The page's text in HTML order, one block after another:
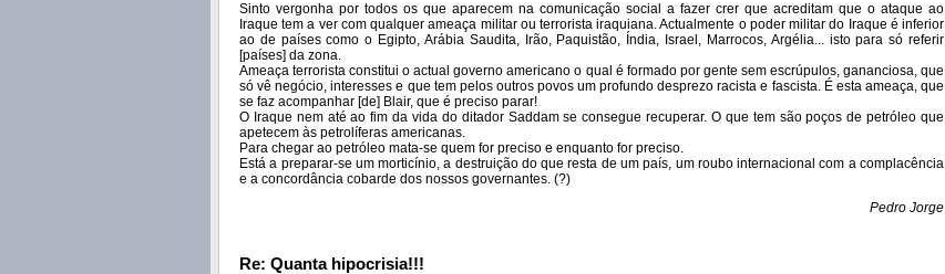
Sinto vergonha por todos os que aparecem na comunicação social a fazer crer que acreditam que o ataque ao
Iraque tem a ver com qualquer ameaça militar ou terrorista iraquiana. Actualmente o poder militar do Iraque é inferior
ao de países como o Egipto, Arábia Saudita, Irão, Paquistão, Índia, Israel, Marrocos, Argélia... isto para só referir
[países] da zona.
Ameaça terrorista constitui o actual governo americano o qual é formado por gente sem escrúpulos, gananciosa, que
só vê negócio, interesses e que tem pelos outros povos um profundo desprezo racista e fascista. É esta ameaça, que
se faz acompanhar [de] Blair, que é preciso parar!
O Iraque nem até ao fim da vida do ditador Saddam se consegue recuperar. O que tem são poços de petróleo que
apetecem às petrolíferas americanas.
Para chegar ao petróleo mata-se quem for preciso e enquanto for preciso.
Está a preparar-se um morticínio, a destruição do que resta de um país, um roubo internacional com a complacência
e a concordância cobarde dos nossos governantes. (?)
Pedro Jorge
Re: Quanta hipocrisia!!!